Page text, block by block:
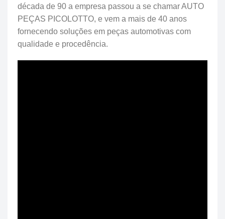
década de 90 a empresa passou a se chamar AUTO
PEÇAS PICOLOTTO, e vem a mais de 40 anos
fornecendo soluções em peças automotivas com
qualidade e procedência.